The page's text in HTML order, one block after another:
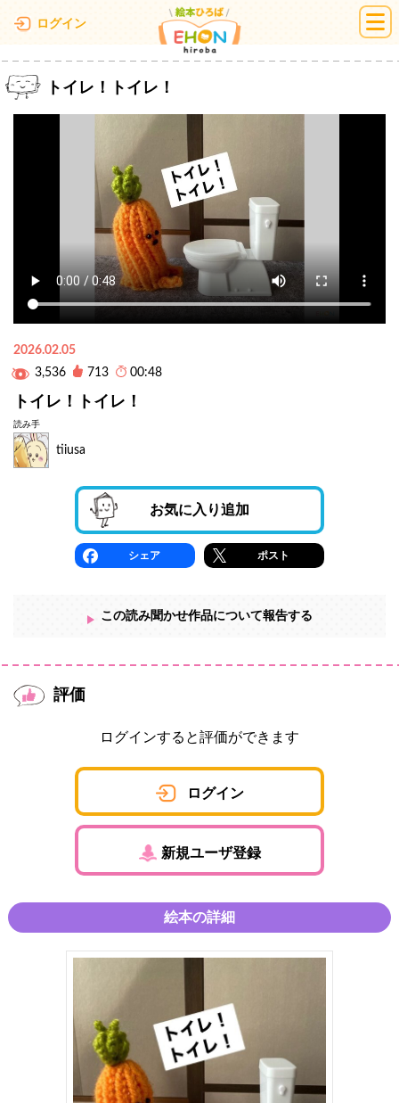
ログイン 絵本ひろば
トイレ！トイレ！
2026.02.05
3,536
713 00:48
トイレ！トイレ！
読み手
tiiusa
お気に入り追加
シェア ポスト
この読み聞かせ作品について報告する
評価
ログインすると評価ができます
ログイン
新規ユーザ登録
絵本の詳細